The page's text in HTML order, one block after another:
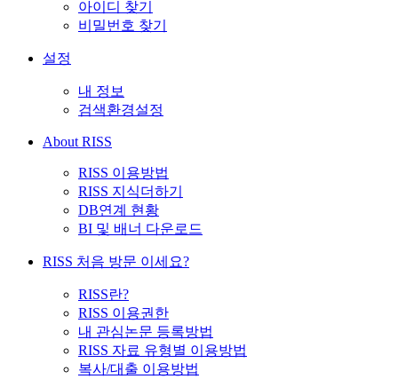
아이디 찾기
비밀번호 찾기
설정
내 정보
검색환경설정
About RISS
RISS 이용방법
RISS 지식더하기
DB연계 현황
BI 및 배너 다운로드
RISS 처음 방문 이세요?
RISS란?
RISS 이용권한
내 관심논문 등록방법
RISS 자료 유형별 이용방법
복사/대출 이용방법